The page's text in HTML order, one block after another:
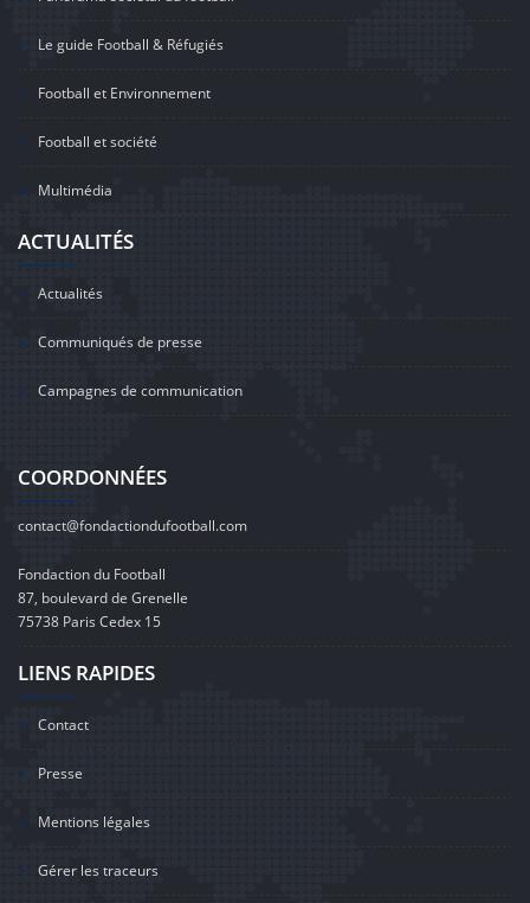
Le guide Football & Réfugiés
Football et Environnement
Football et société
Multimédia
ACTUALITÉS
Actualités
Communiqués de presse
Campagnes de communication
COORDONNÉES
contact@fondactiondufootball.com
Fondaction du Football
87, boulevard de Grenelle
75738 Paris Cedex 15
LIENS RAPIDES
Contact
Presse
Mentions légales
Gérer les traceurs